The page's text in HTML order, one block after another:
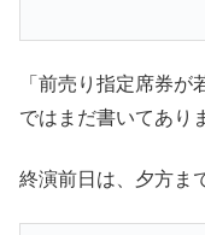
「前売り指定席券
ではまだ書いてあり
終演前日は、夕方ま